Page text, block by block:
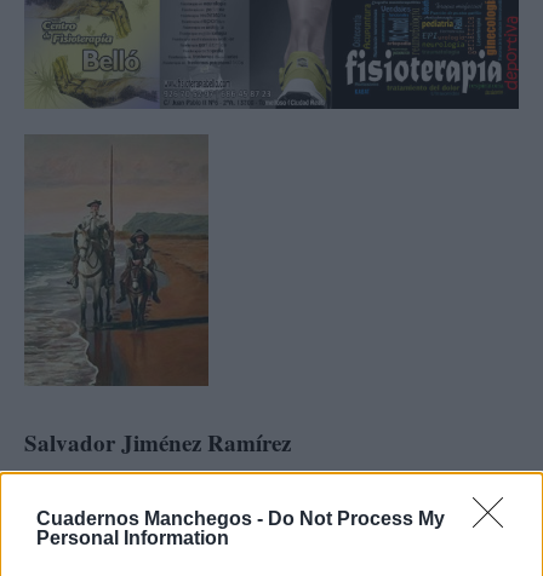
Cuadernos Manchegos - Do Not Process My
Personal Information
Salvador Jiménez Ramírez
TE RECOMENDAMOS